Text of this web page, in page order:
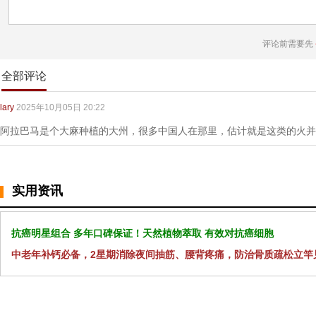
评论前需要先
全部评论
lary 2025年10月05日 20:22
阿拉巴马是个大麻种植的大州，很多中国人在那里，估计就是这类的火并
实用资讯
抗癌明星组合 多年口碑保证！天然植物萃取 有效对抗癌细胞
中老年补钙必备，2星期消除夜间抽筋、腰背疼痛，防治骨质疏松立竿